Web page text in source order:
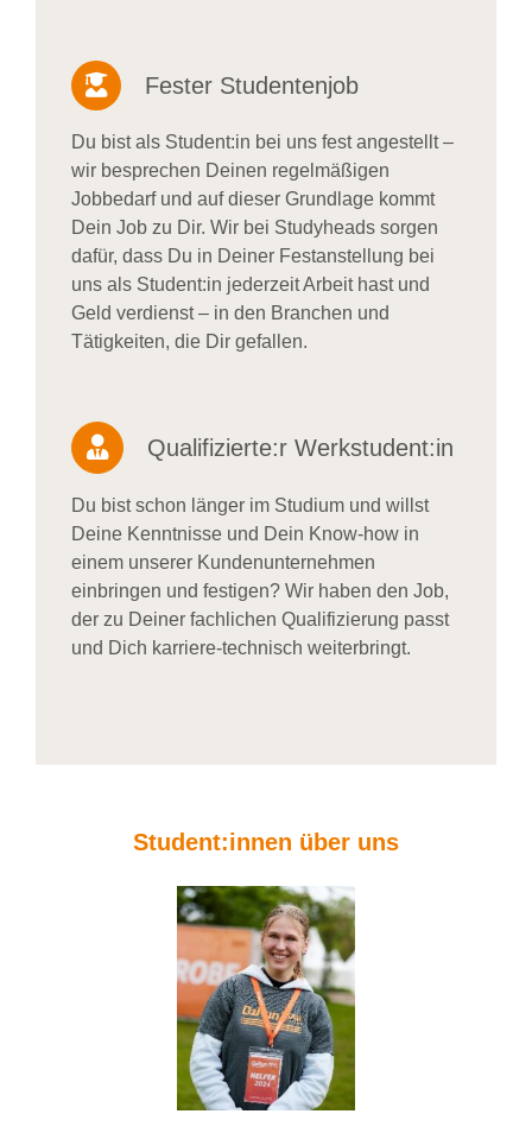
Fester Studentenjob
Du bist als Student:in bei uns fest angestellt –
wir besprechen Deinen regelmäßigen
Jobbedarf und auf dieser Grundlage kommt
Dein Job zu Dir. Wir bei Studyheads sorgen
dafür, dass Du in Deiner Festanstellung bei
uns als Student:in jederzeit Arbeit hast und
Geld verdienst – in den Branchen und
Tätigkeiten, die Dir gefallen.
Qualifizierte:r Werkstudent:in
Du bist schon länger im Studium und willst
Deine Kenntnisse und Dein Know-how in
einem unserer Kundenunternehmen
einbringen und festigen? Wir haben den Job,
der zu Deiner fachlichen Qualifizierung passt
und Dich karriere-technisch weiterbringt.
Student:innen über uns